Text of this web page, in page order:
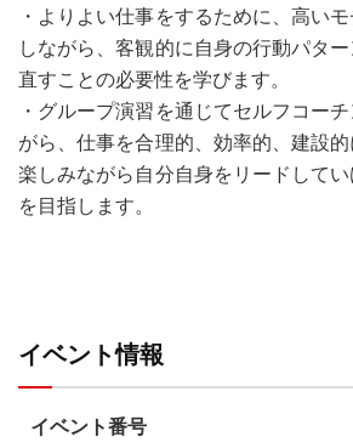
・よりよい仕事をするために、高い
しながら、客観的に自身の行動パタ
直すことの必要性を学びます。
・グループ演習を通じてセルフコー
がら、仕事を合理的、効率的、建設的
楽しみながら自分自身をリードして
を目指します。
イベント情報
イベント番号